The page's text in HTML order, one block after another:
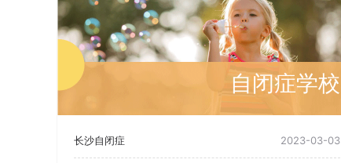
自闭症学校
长沙自闭症 2023-03-03